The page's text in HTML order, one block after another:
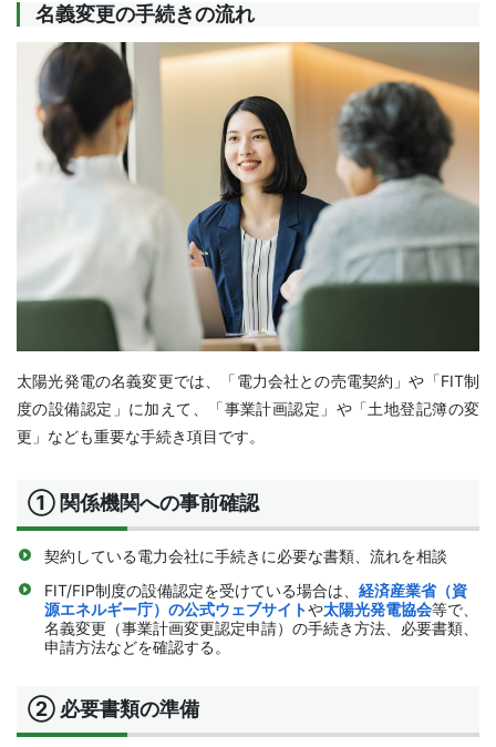
名義変更の手続きの流れ
太陽光発電の名義変更では、「電力会社との売電契約」や「FIT制
度の設備認定」に加えて、「事業計画認定」や「土地登記簿の変
更」なども重要な手続き項目です。
① 関係機関への事前確認
契約している電力会社に手続きに必要な書類、流れを相談
FIT/FIP制度の設備認定を受けている場合は、経済産業省（資
源エネルギー庁）の公式ウェブサイトや太陽光発電協会等で、
名義変更（事業計画変更認定申請）の手続き方法、必要書類、
申請方法などを確認する。
② 必要書類の準備